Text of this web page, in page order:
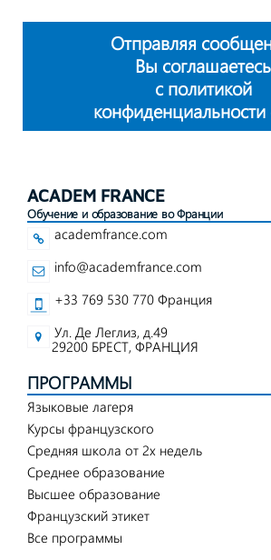
Отправляя
Вы соглашаетесь
с политикой
конфиденциальности
ACADEM FRANCE
Обучение и образование во Франции
academfrance.com
info@academfrance.com
+33 769 530 770 Франция
Ул. Де Леглиз, д.49
29200 БРЕСТ, ФРАНЦИЯ
ПРОГРАММЫ
Языковые лагеря
Курсы французского
Средняя школа от 2х недель
Среднее образование
Высшее образование
Французский этикет
Все программы